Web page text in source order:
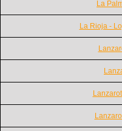
La
La Rioja -